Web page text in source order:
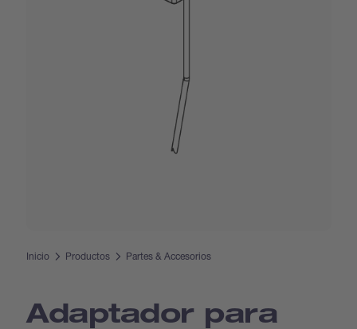
Inicio Productos Partes & Accesorios
Adaptador para